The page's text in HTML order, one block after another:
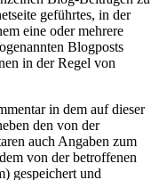
geführtes, in der
eine oder mehrere
Blogposts
in der Regel von
in dem auf dieser
den von der
auch Angaben zum
von der betroffenen
gespeichert und